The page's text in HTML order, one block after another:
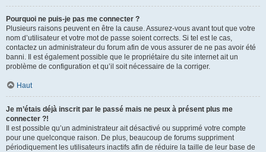
Pourquoi ne puis-je pas me connecter ?
Plusieurs raisons peuvent en être la cause. Assurez-vous avant tout que votre
nom d’utilisateur et votre mot de passe soient corrects. Si tel est le cas,
contactez un administrateur du forum afin de vous assurer de ne pas avoir été
banni. Il est également possible que le propriétaire du site internet ait un
problème de configuration et qu’il soit nécessaire de la corriger.
Haut
Je m’étais déjà inscrit par le passé mais ne peux à présent plus me
connecter ?!
Il est possible qu’un administrateur ait désactivé ou supprimé votre compte
pour une quelconque raison. De plus, beaucoup de forums suppriment
périodiquement les utilisateurs inactifs afin de réduire la taille de leur base de